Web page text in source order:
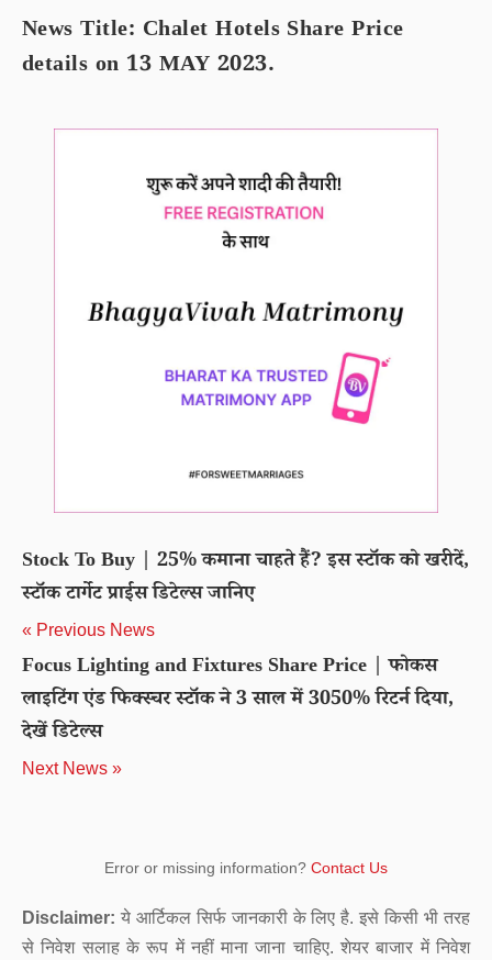
News Title: Chalet Hotels Share Price
details on 13 MAY 2023.
Stock To Buy | 25% कमाना चाहते हैं? इस स्टॉक को खरीदें,
स्टॉक टार्गेट प्राईस डिटेल्स जानिए
« Previous News
Focus Lighting and Fixtures Share Price | फोकस
लाइटिंग एंड फिक्स्चर स्टॉक ने 3 साल में 3050% रिटर्न दिया,
देखें डिटेल्स
Next News »
Error or missing information? Contact Us
Disclaimer: ये आर्टिकल सिर्फ जानकारी के लिए है. इसे किसी भी तरह
से निवेश सलाह के रूप में नहीं माना जाना चाहिए. शेयर बाजार में निवेश